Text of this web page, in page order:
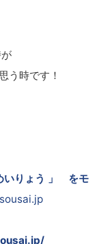
う時です！
いりょう 」 をモ